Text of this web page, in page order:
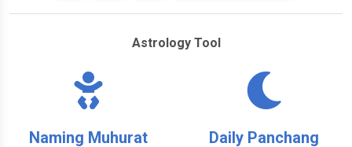
Astrology Tool
Naming Muhurat Daily Panchang